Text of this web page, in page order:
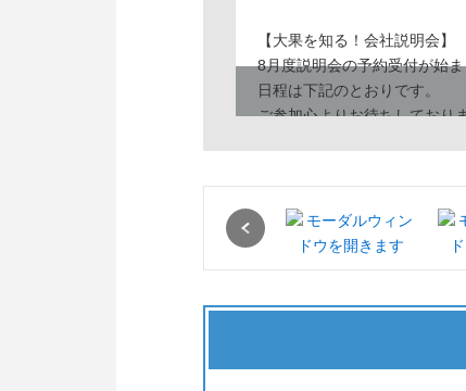
【大果を知る！会社説明会】
8月度説明会の予約受付が始
日程は下記のとおりです。
ご参加心よりお待ちしており
■8月度
WEB説明会 14時～）8月7日
対面説明会 10時～）8月21
※日程調整中※